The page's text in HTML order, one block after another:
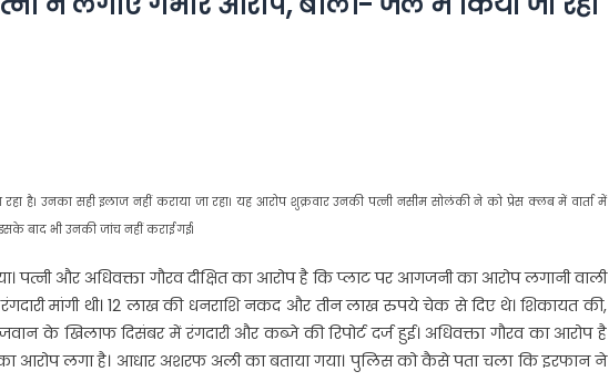
है। उनका सही इलाज नहीं कराया जा रहा। यह आरोप शुक्रवार उनकी पत्नी नसीम सोलंकी ने को प्रेस क्लब में वार्ता में
बाद भी उनकी जांच नहीं कराई गई।
पत्नी और अधिवक्ता गौरव दीक्षित का आरोप है कि प्लाट पर आगजनी का आरोप लगानी वाली
मांगी थी। 12 लाख की धनराशि नकद और तीन लाख रुपये चेक से दिए थे। शिकायत की,
के खिलाफ दिसंबर में रंगदारी और कब्जे की रिपोर्ट दर्ज हुई। अधिवक्ता गौरव का आरोप है
का आरोप लगा है। आधार अशरफ अली का बताया गया। पुलिस को कैसे पता चला कि इरफान ने